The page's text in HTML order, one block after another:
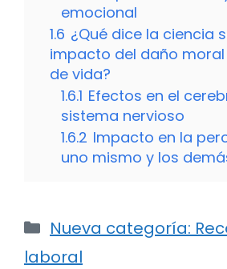
emocional
1.6 ¿Qué dice la ciencia
impacto del daño
de vida?
1.6.1 Efectos en el
sistema nervioso
1.6.2 Impacto en la
uno mismo y los
Categorías
Nueva categoría:
laboral